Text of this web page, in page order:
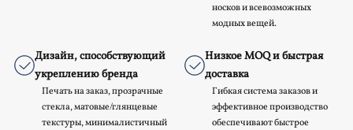
носков и всевозможных
модных вещей.
Дизайн, способствующий
укреплению бренда
Печать на заказ, прозрачные
стекла, матовые/глянцевые
текстуры, минималистичный
Низкое MOQ и быстрая
доставка
Гибкая система заказов и
эффективное производство
обеспечивают быстрое